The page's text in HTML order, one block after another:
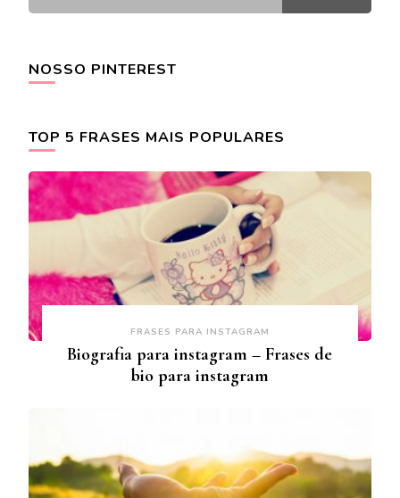
NOSSO PINTEREST
TOP 5 FRASES MAIS POPULARES
FRASES PARA INSTAGRAM
Biografia para instagram – Frases de
bio para instagram